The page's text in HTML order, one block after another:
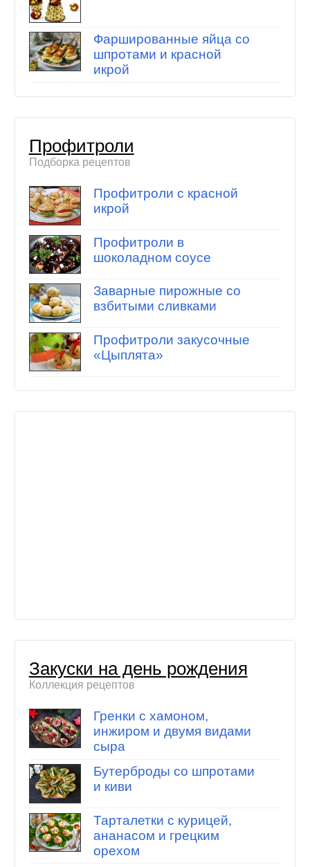
Фаршированные яйца со
шпротами и красной
икрой
Профитроли
Подборка рецептов
Профитроли с красной
икрой
Профитроли в
шоколадном соусе
Заварные пирожные со
взбитыми сливками
Профитроли закусочные
«Цыплята»
Закуски на день рождения
Коллекция рецептов
Гренки с хамоном,
инжиром и двумя видами
сыра
Бутерброды со шпротами
и киви
Тарталетки с курицей,
ананасом и грецким
орехом